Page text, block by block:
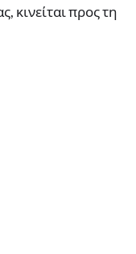
κινείται προς τη